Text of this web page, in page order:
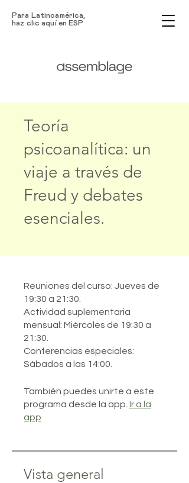
Para Latinoamérica,
haz clic aquí en ESP
Teoría
psicoanalítica: un
viaje a través de
Freud y debates
esenciales.
Reuniones del curso: Jueves de
19:30 a 21:30.
Actividad suplementaria
mensual: Miércoles de 19:30 a
21:30.
Conferencias especiales:
Sábados a las 14:00.
También puedes unirte a este
programa desde la app. Ir a la
app
Vista general